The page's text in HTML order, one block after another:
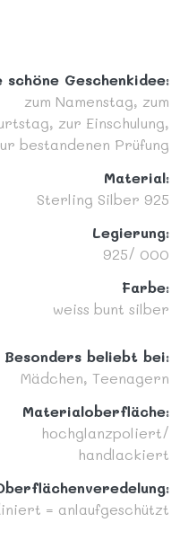
schöne Geschenkidee:
zum Namenstag, zum
zur Einschulung,
bestandenen Prüfung
Material:
Sterling Silber 925
Legierung:
925/ 000
Farbe:
weiss bunt silber
Besonders beliebt bei:
Mädchen,Teenagern
Materialoberfläche:
hochglanzpoliert/
handlackiert
= anlaufgeschützt